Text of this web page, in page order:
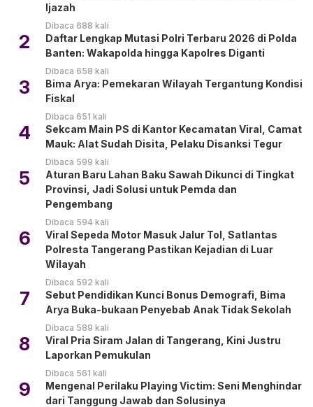
Ijazah
Dibaca 688 kali
2
Daftar Lengkap Mutasi Polri Terbaru 2026 di Polda
Banten: Wakapolda hingga Kapolres Diganti
Dibaca 658 kali
3
Bima Arya: Pemekaran Wilayah Tergantung Kondisi
Fiskal
Dibaca 651 kali
4
Sekcam Main PS di Kantor Kecamatan Viral, Camat
Mauk: Alat Sudah Disita, Pelaku Disanksi Tegur
Dibaca 599 kali
5
Aturan Baru Lahan Baku Sawah Dikunci di Tingkat
Provinsi, Jadi Solusi untuk Pemda dan
Pengembang
Dibaca 594 kali
6
Viral Sepeda Motor Masuk Jalur Tol, Satlantas
Polresta Tangerang Pastikan Kejadian di Luar
Wilayah
Dibaca 592 kali
7
Sebut Pendidikan Kunci Bonus Demografi, Bima
Arya Buka-bukaan Penyebab Anak Tidak Sekolah
Dibaca 589 kali
8
Viral Pria Siram Jalan di Tangerang, Kini Justru
Laporkan Pemukulan
Dibaca 561 kali
9
Mengenal Perilaku Playing Victim: Seni Menghindar
dari Tanggung Jawab dan Solusinya